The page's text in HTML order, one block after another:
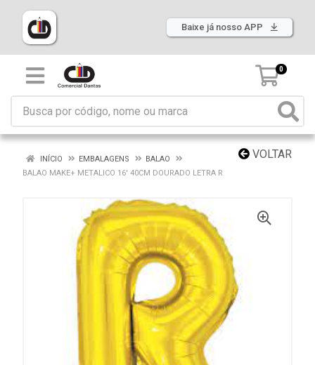
Baixe já nosso APP
0
VOLTAR
INÍCIO EMBALAGENS
BALAO
BALAO MAKE+ METALICO 16' 40CM DOURADO LETRA R